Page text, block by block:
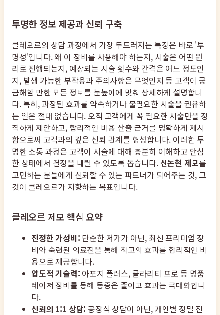
투명한 정보 제공과 신뢰 구축
클레오르의 상담 과정에서 가장 두드러지는 특징은 바로 '투
명성'입니다. 왜 이 장비를 사용해야 하는지, 시술은 어떤 원
리로 진행되는지, 예상되는 시술 횟수와 간격은 어느 정도인
지, 발생 가능한 부작용과 주의사항은 무엇인지 등 고객이 궁
금해할 만한 모든 정보를 눈높이에 맞춰 상세하게 설명합니
다. 특히, 과장된 효과를 약속하거나 불필요한 시술을 권유하
는 일은 절대 없습니다. 오직 고객에게 꼭 필요한 시술만을 정
직하게 제안하고, 합리적인 비용 산출 근거를 명확하게 제시
함으로써 고객과의 깊은 신뢰 관계를 형성합니다. 이러한 투
명한 소통 과정은 고객이 시술에 대해 충분히 이해하고 안심
한 상태에서 결정을 내릴 수 있도록 돕습니다.신논현 제모를
고민하는 분들에게 신뢰할 수 있는 파트너가 되어주는 것, 그
것이 클레오르가 지향하는 목표입니다.
클레오르 제모 핵심 요약
진정한 가성비: 단순한 저가가 아닌, 최신 프리미엄 장
비와 숙련된 의료진을 통해 최고의 효과를 합리적인 비
용으로 제공합니다.
압도적 기술력: 아포지 플러스, 클라리티 프로 등 명품
레이저 장비를 통해 통증은 줄이고 효과는 극대화합니
다.
신뢰의 1:1 상담: 공장식 상담이 아닌, 개인별 정밀 진